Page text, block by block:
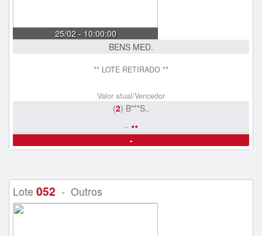
25/02 - 10:00:00
BENS MED.
** LOTE RETIRADO **
Valor atual/Vencedor
(2) B***S..
.. ..
-
Lote 052 - Outros